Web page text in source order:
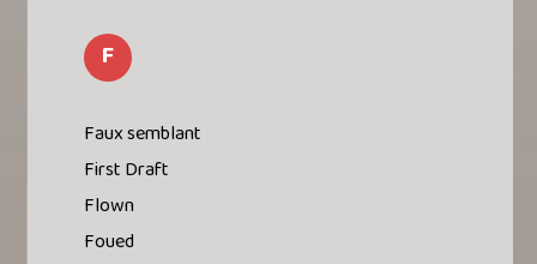
F
Faux semblant
First Draft
Flown
Foued